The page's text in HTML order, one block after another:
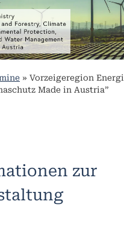
» Vorzeigeregion
Made in Austria”
zur